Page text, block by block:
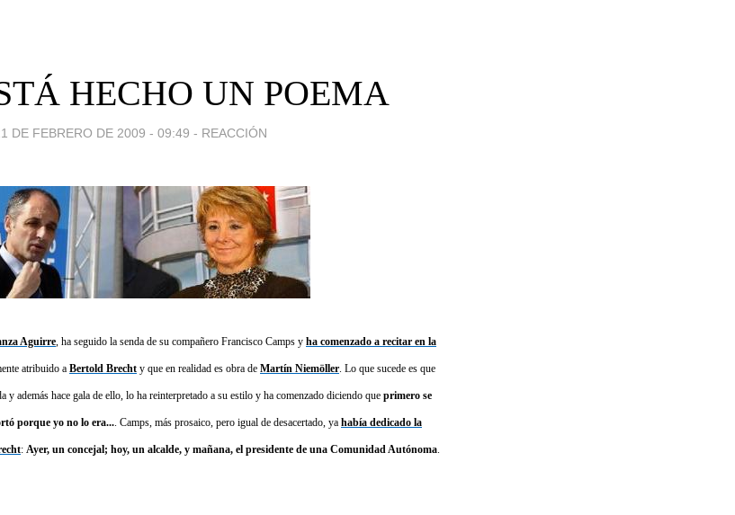
HECHO UN POEMA
DE FEBRERO DE 2009 - 09:49 - REACCIÓN
Aguirre , ha seguido la senda de su compañero Francisco Camps y ha comenzado a recitar en la
atribuido a Bertold Brecht y que en realidad es obra de Martín Niemöller Lo que sucede es que
además hace gala de ello, lo ha reinterpretado a su estilo y ha comenzado diciendo que  primero se
porque yo no lo era... Camps, más prosaico, pero igual de desacertado, ya había dedicado la
: Ayer, un concejal; hoy, un alcalde, y mañana, el presidente de una Comunidad Autónoma